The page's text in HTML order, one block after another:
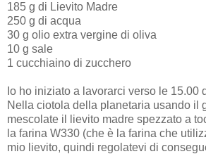
185 g di Lievito Madre
250 g di acqua
30 g olio extra vergine di oliva
10 g sale
1 cucchiaino di zucchero
Io ho iniziato a lavorarci verso le 15.00
Nella ciotola della planetaria usando il
mescolate il lievito madre spezzato a
la farina W330 (che è la farina che
mio lievito, quindi regolatevi di